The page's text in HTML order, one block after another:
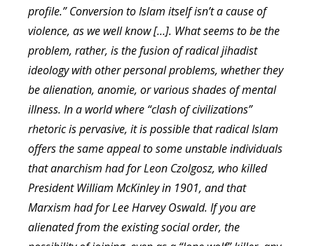
profile.” Conversion to Islam itself isn’t a cause of
violence, as we well know […]. What seems to be the
problem, rather, is the fusion of radical jihadist
ideology with other personal problems, whether they
be alienation, anomie, or various shades of mental
illness. In a world where “clash of civilizations”
rhetoric is pervasive, it is possible that radical Islam
offers the same appeal to some unstable individuals
that anarchism had for Leon Czolgosz, who killed
President William McKinley in 1901, and that
Marxism had for Lee Harvey Oswald. If you are
alienated from the existing social order, the